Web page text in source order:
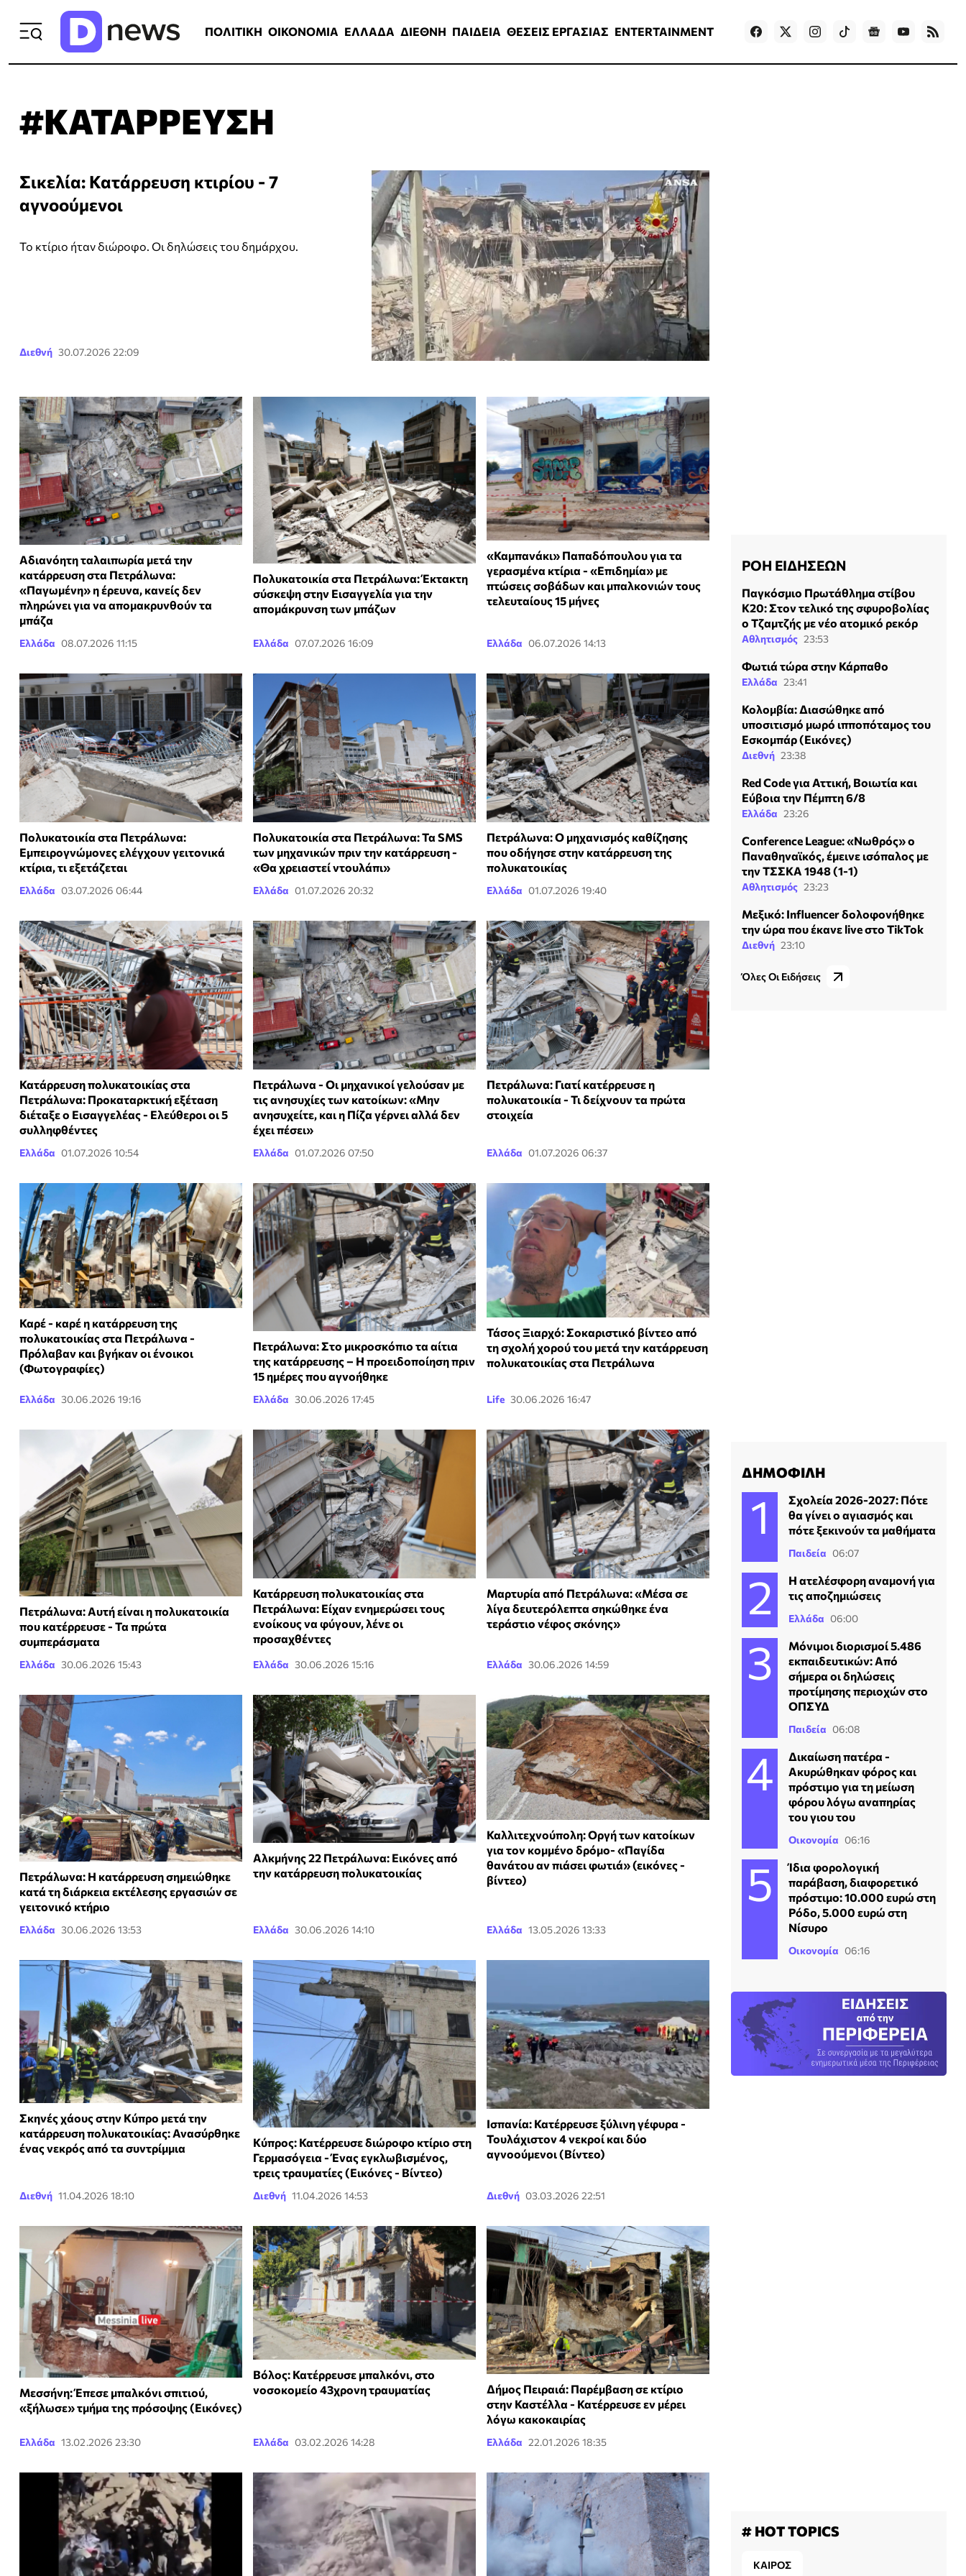
ΠΟΛΙΤΙΚΗ ΟΙΚΟΝΟΜΙΑ ΕΛΛΑΔΑ ΔΙΕΘΝΗ ΠΑΙΔΕΙΑ ΘΕΣΕΙΣ ΕΡΓΑΣΙΑΣ ENTERTAINMENT Games
#ΚΑΤΑΡΡΕΥΣΗ
Σικελία: Κατάρρευση κτιρίου - 7
αγνοούμενοι
Το κτίριο ήταν διώροφο. Οι δηλώσεις του δημάρχου.
Διεθνή 30.07.2026 22:09
Αδιανόητη ταλαιπωρία μετά την
κατάρρευση στα Πετράλωνα:
«Παγωμένη» η έρευνα, κανείς δεν
πληρώνει για να απομακρυνθούν τα
μπάζα
Ελλάδα 08.07.2026 11:15
Πολυκατοικία στα Πετράλωνα: Έκτακτη
σύσκεψη στην Εισαγγελία για την
απομάκρυνση των μπάζων
Ελλάδα 07.07.2026 16:09
«Καμπανάκι» Παπαδόπουλου για τα
γερασμένα κτίρια - «Επιδημία» με
πτώσεις σοβάδων και μπαλκονιών τους
τελευταίους 15 μήνες
Ελλάδα 06.07.2026 14:13
Πολυκατοικία στα Πετράλωνα:
Εμπειρογνώμονες ελέγχουν γειτονικά
κτίρια, τι εξετάζεται
Ελλάδα 03.07.2026 06:44
Πολυκατοικία στα Πετράλωνα: Τα SMS
των μηχανικών πριν την κατάρρευση -
«Θα χρειαστεί ντουλάπι»
Ελλάδα 01.07.2026 20:32
Πετράλωνα: Ο μηχανισμός καθίζησης
που οδήγησε στην κατάρρευση της
πολυκατοικίας
Ελλάδα 01.07.2026 19:40
Κατάρρευση πολυκατοικίας στα
Πετράλωνα: Προκαταρκτική εξέταση
διέταξε ο Εισαγγελέας - Ελεύθεροι οι 5
συλληφθέντες
Ελλάδα 01.07.2026 10:54
Πετράλωνα - Οι μηχανικοί γελούσαν με
τις ανησυχίες των κατοίκων: «Μην
ανησυχείτε, και η Πίζα γέρνει αλλά δεν
έχει πέσει»
Ελλάδα 01.07.2026 07:50
Πετράλωνα: Γιατί κατέρρευσε η
πολυκατοικία - Τι δείχνουν τα πρώτα
στοιχεία
Ελλάδα 01.07.2026 06:37
Καρέ - καρέ η κατάρρευση της
πολυκατοικίας στα Πετράλωνα -
Πρόλαβαν και βγήκαν οι ένοικοι
(Φωτογραφίες)
Ελλάδα 30.06.2026 19:16
Πετράλωνα: Στο μικροσκόπιο τα αίτια
της κατάρρευσης – Η προειδοποίηση πριν
15 ημέρες που αγνοήθηκε
Ελλάδα 30.06.2026 17:45
Τάσος Ξιαρχό: Σοκαριστικό βίντεο από
τη σχολή χορού του μετά την κατάρρευση
πολυκατοικίας στα Πετράλωνα
Life 30.06.2026 16:47
Πετράλωνα: Αυτή είναι η πολυκατοικία
που κατέρρευσε - Τα πρώτα
συμπεράσματα
Ελλάδα 30.06.2026 15:43
Κατάρρευση πολυκατοικίας στα
Πετράλωνα: Είχαν ενημερώσει τους
ενοίκους να φύγουν, λένε οι
προσαχθέντες
Ελλάδα 30.06.2026 15:16
Μαρτυρία από Πετράλωνα: «Μέσα σε
λίγα δευτερόλεπτα σηκώθηκε ένα
τεράστιο νέφος σκόνης»
Ελλάδα 30.06.2026 14:59
Πετράλωνα: Η κατάρρευση σημειώθηκε
κατά τη διάρκεια εκτέλεσης εργασιών σε
γειτονικό κτήριο
Ελλάδα 30.06.2026 13:53
Αλκμήνης 22 Πετράλωνα: Εικόνες από
την κατάρρευση πολυκατοικίας
Ελλάδα 30.06.2026 14:10
Καλλιτεχνούπολη: Οργή των κατοίκων
για τον κομμένο δρόμο- «Παγίδα
θανάτου αν πιάσει φωτιά» (εικόνες -
βίντεο)
Ελλάδα 13.05.2026 13:33
Σκηνές χάους στην Κύπρο μετά την
κατάρρευση πολυκατοικίας: Ανασύρθηκε
ένας νεκρός από τα συντρίμμια
Διεθνή 11.04.2026 18:10
Κύπρος: Κατέρρευσε διώροφο κτίριο στη
Γερμασόγεια - Ένας εγκλωβισμένος,
τρεις τραυματίες (Εικόνες - Βίντεο)
Διεθνή 11.04.2026 14:53
Ισπανία: Κατέρρευσε ξύλινη γέφυρα -
Τουλάχιστον 4 νεκροί και δύο
αγνοούμενοι (Βίντεο)
Διεθνή 03.03.2026 22:51
Μεσσήνη: Έπεσε μπαλκόνι σπιτιού,
«ξήλωσε» τμήμα της πρόσοψης (Εικόνες)
Ελλάδα 13.02.2026 23:30
Βόλος: Κατέρρευσε μπαλκόνι, στο
νοσοκομείο 43χρονη τραυματίας
Ελλάδα 03.02.2026 14:28
Δήμος Πειραιά: Παρέμβαση σε κτίριο
στην Καστέλλα - Κατέρρευσε εν μέρει
λόγω κακοκαιρίας
Ελλάδα 22.01.2026 18:35
ΡΟΗ ΕΙΔΗΣΕΩΝ
Παγκόσμιο Πρωτάθλημα στίβου
Κ20: Στον τελικό της σφυροβολίας
ο Τζαμτζής με νέο ατομικό ρεκόρ
Αθλητισμός 23:53
Φωτιά τώρα στην Κάρπαθο
Ελλάδα 23:41
Κολομβία: Διασώθηκε από
υποσιτισμό μωρό ιπποπόταμος του
Εσκομπάρ (Εικόνες)
Διεθνή 23:38
Red Code για Αττική, Βοιωτία και
Εύβοια την Πέμπτη 6/8
Ελλάδα 23:26
Conference League: «Νωθρός» ο
Παναθηναϊκός, έμεινε ισόπαλος με
την ΤΣΣΚΑ 1948 (1-1)
Αθλητισμός 23:23
Μεξικό: Influencer δολοφονήθηκε
την ώρα που έκανε live στο TikTok
Διεθνή 23:10
Όλες Οι Ειδήσεις
ΔΗΜΟΦΙΛΗ
Σχολεία 2026-2027: Πότε
θα γίνει ο αγιασμός και
πότε ξεκινούν τα μαθήματα
Παιδεία 06:07
Η ατελέσφορη αναμονή για
τις αποζημιώσεις
Ελλάδα 06:00
Μόνιμοι διορισμοί 5.486
εκπαιδευτικών: Από
σήμερα οι δηλώσεις
προτίμησης περιοχών στο
ΟΠΣΥΔ
Παιδεία 06:08
Δικαίωση πατέρα -
Ακυρώθηκαν φόρος και
πρόστιμο για τη μείωση
φόρου λόγω αναπηρίας
του γιου του
Οικονομία 06:16
Ίδια φορολογική
παράβαση, διαφορετικό
πρόστιμο: 10.000 ευρώ στη
Ρόδο, 5.000 ευρώ στη
Νίσυρο
Οικονομία 06:16
# HOT TOPICS
ΚΑΙΡΟΣ